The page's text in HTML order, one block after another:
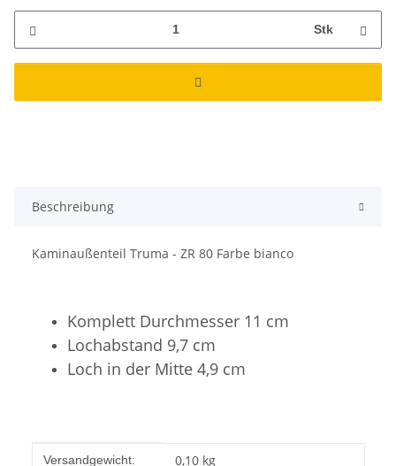
Stk
Beschreibung
Kaminaußenteil Truma - ZR 80 Farbe bianco
Komplett Durchmesser 11 cm
Lochabstand 9,7 cm
Loch in der Mitte 4,9 cm
Produkteigenschaft
Wert
Versandgewicht: 0,10 kg